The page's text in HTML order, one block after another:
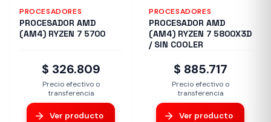
PROCESADORES
PROCESADOR AMD
(AM4) RYZEN 7 5700
$ 326.809
Precio efectivo o
transferencia
Ver producto
PROCESADORES
PROCESADOR AMD
(AM4) RYZEN 7 5800X3D
/ SIN COOLER
$ 885.717
Precio efectivo o
transferencia
Ver producto